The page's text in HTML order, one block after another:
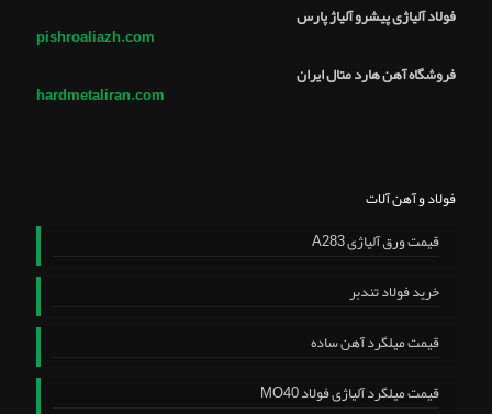
فولاد آلیاژی پیشرو آلیاژ پارس
pishroaliazh.com
فروشگاه آهن هارد متال ایران
hardmetaliran.com
فولاد و آهن آلات
قیمت ورق آلیاژی A283
خرید فولاد تندبر
قیمت میلگرد آهن ساده
قیمت میلگرد آلیاژی فولاد MO40